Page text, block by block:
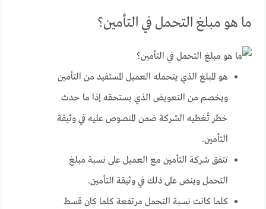
ما هو مبلغ التحمل في التأمين؟
هو المبلغ الذي يتحمله العميل المستفيد من التأمين
ويخصم من التعويض الذي يستحقه إذا ما حدث
خطر تُغطيه الشركة ضمن المنصوص عليه في وثيقة
التأمين.
تتفق شركة التأمين مع العميل على نسبة مبلغ
التحمل وينص على ذلك في وثيقة التأمين.
كلما كانت نسبة التحمل مرتفعة كلما كان قسط